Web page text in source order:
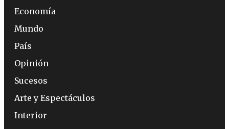
Economía
Mundo
País
Opinión
Sucesos
Arte y Espectáculos
Interior